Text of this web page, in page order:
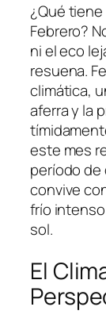
¿Qué
Febrero?
ni el eco
resuena.
climática,
aferra y la
este mes
período
convive
frío
sol.
El